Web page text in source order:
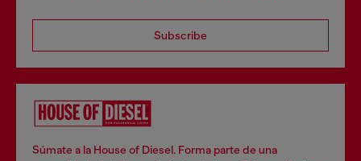
Subscribe
Súmate a la House of Diesel. Forma parte de una